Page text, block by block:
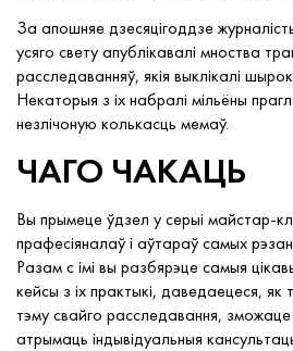
За апошняе дзесяцігоддзе
усяго свету апублікавалі мноства
расследаванняў, якія выклікалі
Некаторыя з іх набралі мільёны
незлічоную колькасць мемаў.
ЧАГО ЧАКАЦЬ
Вы прымеце ўдзел у серыі майстар-
прафесіяналаў і аўтараў самых
Разам с імі вы разбярэце самыя
кейсы з іх практыкі, даведаецеся,
тэму свайго расследавання, зможаце
атрымаць індывідуальныя